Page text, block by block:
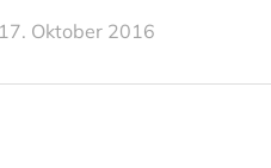
Oktober 2016